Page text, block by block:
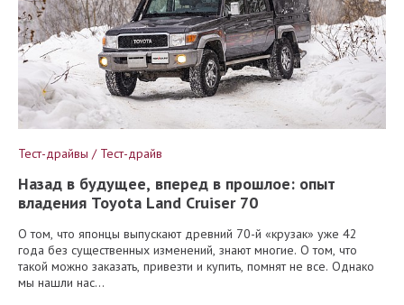
Тест-драйвы / Тест-драйв
Назад в будущее, вперед в прошлое: опыт
владения Toyota Land Cruiser 70
О том, что японцы выпускают древний 70-й «крузак» уже 42
года без существенных изменений, знают многие. О том, что
такой можно заказать, привезти и купить, помнят не все. Однако
мы нашли нас...